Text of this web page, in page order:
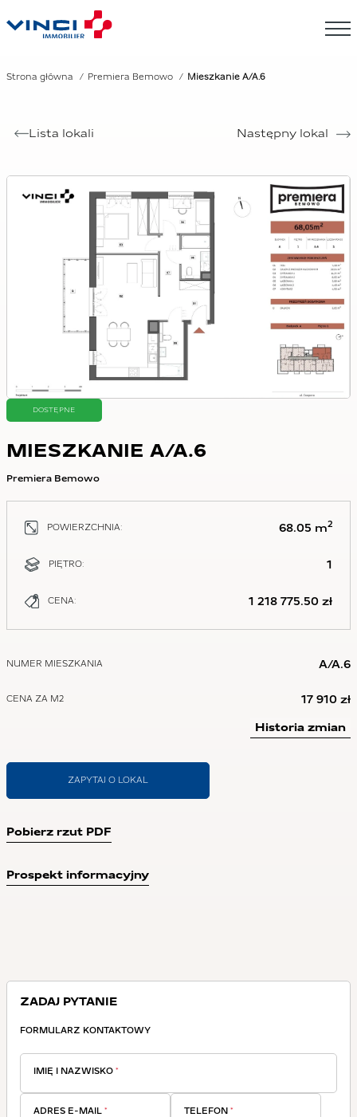
Strona główna Premiera Bemowo Mieszkanie A/A.6
Lista lokali Następny lokal
DOSTĘPNE
MIESZKANIE A/A.6
Premiera Bemowo
POWIERZCHNIA: 68.05 m2
PIĘTRO: 1
CENA: 1 218 775.50 zł
NUMER MIESZKANIA A/A.6
CENA ZA M2 17 910 zł
Historia zmian
ZAPYTAJ O LOKAL
Pobierz rzut PDF
Prospekt informacyjny
ZADAJ PYTANIE
FORMULARZ KONTAKTOWY
IMIĘ I NAZWISKO *
ADRES E-MAIL * TELEFON *